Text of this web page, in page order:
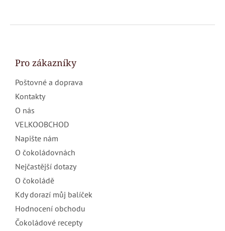
Z
Pro zákazníky
Poštovné a doprava
Kontakty
O nás
VELKOOBCHOD
Napište nám
O čokoládovnách
Nejčastější dotazy
O čokoládě
Kdy dorazí můj balíček
Hodnocení obchodu
Čokoládové recepty